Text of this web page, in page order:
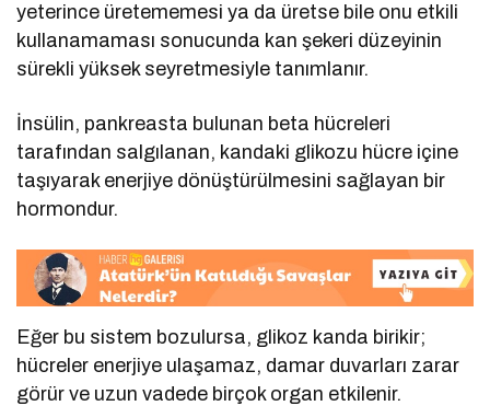
yeterince üretememesi ya da üretse bile onu etkili
kullanamaması sonucunda kan şekeri düzeyinin
sürekli yüksek seyretmesiyle tanımlanır.
İnsülin, pankreasta bulunan beta hücreleri
tarafından salgılanan, kandaki glikozu hücre içine
taşıyarak enerjiye dönüştürülmesini sağlayan bir
hormondur.
Eğer bu sistem bozulursa, glikoz kanda birikir;
hücreler enerjiye ulaşamaz, damar duvarları zarar
görür ve uzun vadede birçok organ etkilenir.